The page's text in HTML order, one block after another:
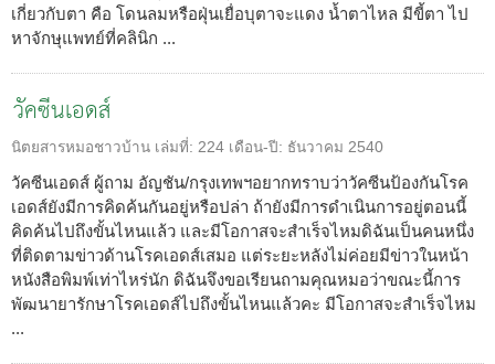
เกี่ยวกับตา คือ โดนลมหรือฝุ่นเยื่อบุตาจะแดง น้ำตาไหล มีขี้ตา ไป
หาจักษุแพทย์ที่คลินิก ...
วัคซีนเอดส์
นิตยสารหมอชาวบ้าน เล่มที่: 224 เดือน-ปี: ธันวาคม 2540
วัคซีนเอดส์ ผู้ถาม อัญชัน/กรุงเทพฯอยากทราบว่าวัคซีนป้องกันโรค
เอดส์ยังมีการคิดค้นกันอยู่หรือปล่า ถ้ายังมีการดำเนินการอยู่ตอนนี้
คิดค้นไปถึงขั้นไหนแล้ว และมีโอกาสจะสำเร็จไหมดิฉันเป็นคนหนึ่ง
ที่ติดตามข่าวด้านโรคเอดส์เสมอ แต่ระยะหลังไม่ค่อยมีข่าวในหน้า
หนังสือพิมพ์เท่าไหร่นัก ดิฉันจึงขอเรียนถามคุณหมอว่าขณะนี้การ
พัฒนายารักษาโรคเอดส์ไปถึงขั้นไหนแล้วคะ มีโอกาสจะสำเร็จไหม
...